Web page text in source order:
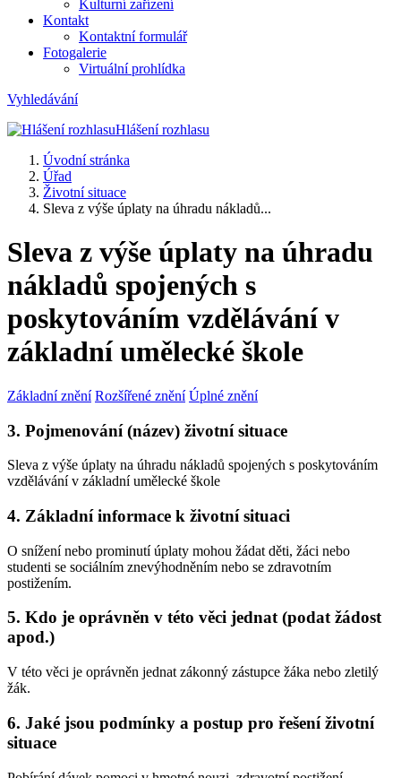
Kulturní zařízení
Kontakt
Kontaktní formulář
Fotogalerie
Virtuální prohlídka
Vyhledávání
Hlášení rozhlasu
Úvodní stránka
Úřad
Životní situace
Sleva z výše úplaty na úhradu nákladů...
Sleva z výše úplaty na úhradu
nákladů spojených s
poskytováním vzdělávání v
základní umělecké škole
Základní znění Rozšířené znění Úplné znění
3. Pojmenování (název) životní situace
Sleva z výše úplaty na úhradu nákladů spojených s poskytováním
vzdělávání v základní umělecké škole
4. Základní informace k životní situaci
O snížení nebo prominutí úplaty mohou žádat děti, žáci nebo
studenti se sociálním znevýhodněním nebo se zdravotním
postižením.
5. Kdo je oprávněn v této věci jednat (podat žádost
apod.)
V této věci je oprávněn jednat zákonný zástupce žáka nebo zletilý
žák.
6. Jaké jsou podmínky a postup pro řešení životní
situace